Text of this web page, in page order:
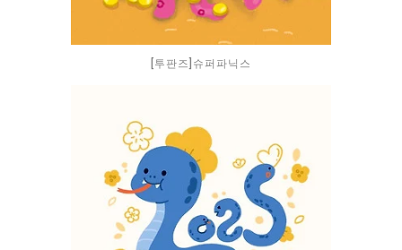
[투판즈]슈퍼파닉스